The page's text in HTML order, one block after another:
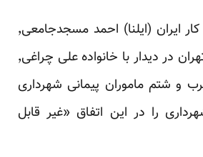
به گزارش خبرگزاری کار ایران (ایلنا) احمد مسجدجامعی٬
رییس شورای شهر تهران در دیدار با خانواده‌ علی چراغی٬
و شتم ماموران پیمانی شهرداری
شهرداری را در این اتفاق «غیر قابل